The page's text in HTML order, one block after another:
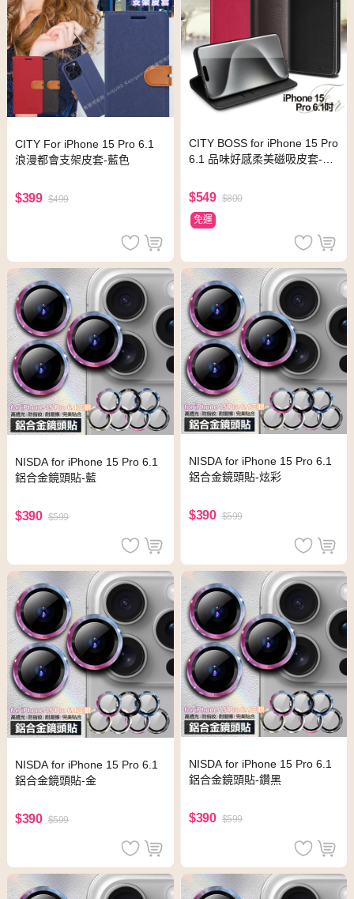
CITY For iPhone 15 Pro 6.1
浪漫都會支架皮套-藍色
$399 $499
CITY BOSS for iPhone 15 Pro
6.1 品味好感柔美磁吸皮套-黑
$549 $800
免運
NISDA for iPhone 15 Pro 6.1
鋁合金鏡頭貼-藍
$390 $599
NISDA for iPhone 15 Pro 6.1
鋁合金鏡頭貼-炫彩
$390 $599
NISDA for iPhone 15 Pro 6.1
鋁合金鏡頭貼-金
$390 $599
NISDA for iPhone 15 Pro 6.1
鋁合金鏡頭貼-鑽黑
$390 $599